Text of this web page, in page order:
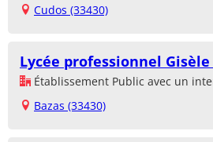
Cudos (33430)
Lycée professionnel
Établissement Public avec un
Bazas (33430)